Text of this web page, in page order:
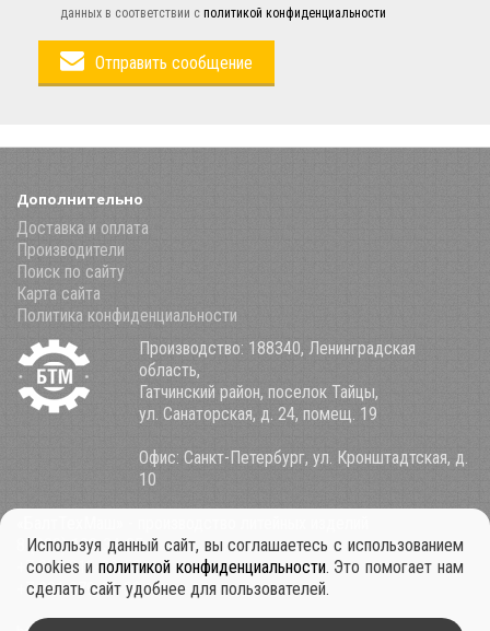
данных в соответствии с политикой конфиденциальности
Отправить сообщение
Дополнительно
Доставка и оплата
Производители
Поиск по сайту
Карта сайта
Политика конфиденциальности
Производство: 188340, Ленинградская
область,
Гатчинский район, поселок Тайцы,
ул. Санаторская, д. 24, помещ. 19
Офис: Санкт-Петербург, ул. Кронштадтская, д.
10
8 (800) 100-34-85
+7 921 911-39-53
+7 931 979-11-30
Используя данный сайт, вы соглашаетесь с использованием
cookies и политикой конфиденциальности. Это помогает нам
сделать сайт удобнее для пользователей.